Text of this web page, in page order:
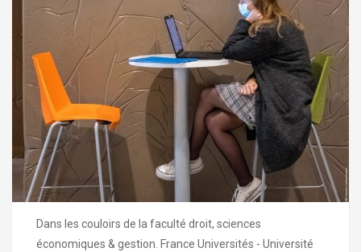
Dans les couloirs de la faculté droit, sciences
économiques & gestion. France Universités - Université